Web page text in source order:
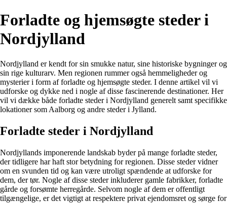
Forladte og hjemsøgte steder i
Nordjylland
Nordjylland er kendt for sin smukke natur, sine historiske bygninger og
sin rige kulturarv. Men regionen rummer også hemmeligheder og
mysterier i form af forladte og hjemsøgte steder. I denne artikel vil vi
udforske og dykke ned i nogle af disse fascinerende destinationer. Her
vil vi dække både forladte steder i Nordjylland generelt samt specifikke
lokationer som Aalborg og andre steder i Jylland.
Forladte steder i Nordjylland
Nordjyllands imponerende landskab byder på mange forladte steder,
der tidligere har haft stor betydning for regionen. Disse steder vidner
om en svunden tid og kan være utroligt spændende at udforske for
dem, der tør. Nogle af disse steder inkluderer gamle fabrikker, forladte
gårde og forsømte herregårde. Selvom nogle af dem er offentligt
tilgængelige, er det vigtigt at respektere privat ejendomsret og sørge for